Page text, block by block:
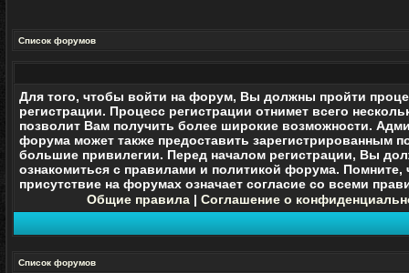
Список форумов
Для того, чтобы войти на форум, Вы должны пройти
регистрации. Процесс регистрации отнимет всего
позволит Вам получить более широкие возможности.
форума может также предоставить зарегистрированным
большие привилегии. Перед началом регистрации, Вы
ознакомиться с правилами и политикой форума. Помните,
присутствие на форумах означает согласие со всеми
Общие правила| Соглашение о
Список форумов